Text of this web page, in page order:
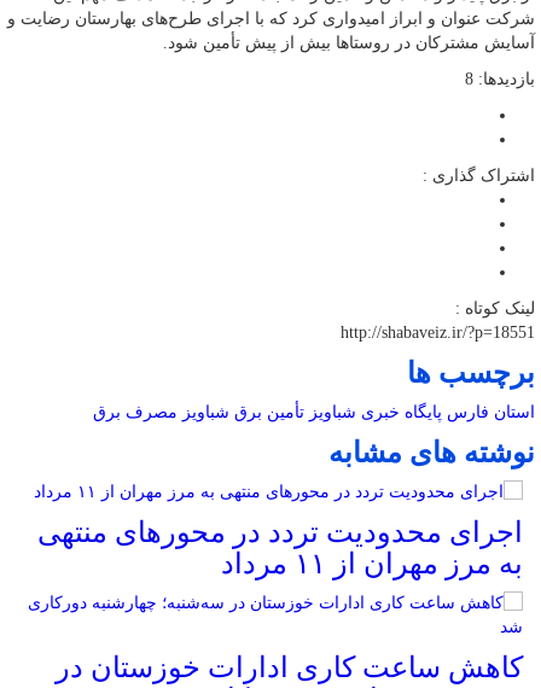
شرکت عنوان و ابراز امیدواری کرد که با اجرای طرح‌های بهارستان رضایت و
آسایش مشترکان در روستاها بیش از پیش تأمین شود.
بازدیدها: 8
اشتراک گذاری :
لینک کوتاه :
http://shabaveiz.ir/?p=18551
برچسب ها
استان فارس پایگاه خبری شباویز تأمین برق شباویز مصرف برق
نوشته های مشابه
اجرای محدودیت تردد در محورهای منتهی
به مرز مهران از ۱۱ مرداد
کاهش ساعت کاری ادارات خوزستان در